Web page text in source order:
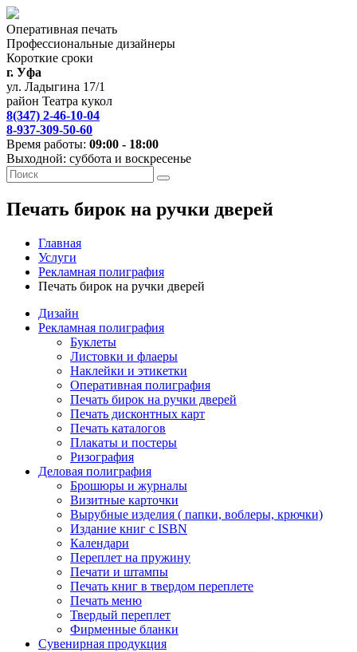
Оперативная печать
Профессиональные дизайнеры
Короткие сроки
г. Уфа
ул. Ладыгина 17/1
район Театра кукол
8(347) 2-46-10-04
8-937-309-50-60
Время работы: 09:00 - 18:00
Выходной: суббота и воскресенье
Печать бирок на ручки дверей
Главная
Услуги
Рекламная полиграфия
Печать бирок на ручки дверей
Дизайн
Рекламная полиграфия
Буклеты
Листовки и флаеры
Наклейки и этикетки
Оперативная полиграфия
Печать бирок на ручки дверей
Печать дисконтных карт
Печать каталогов
Плакаты и постеры
Ризография
Деловая полиграфия
Брошюры и журналы
Визитные карточки
Вырубные изделия ( папки, воблеры, крючки)
Издание книг с ISBN
Календари
Переплет на пружину
Печати и штампы
Печать книг в твердом переплете
Печать меню
Твердый переплет
Фирменные бланки
Сувенирная продукция